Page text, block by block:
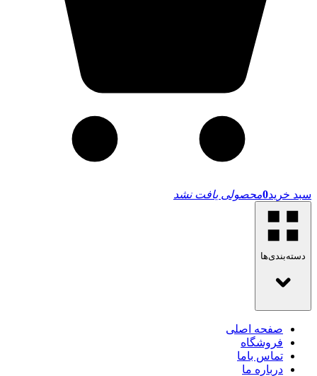
سبد خرید0محصولی یافت نشد
دسته‌بندی‌ها
صفحه اصلی
فروشگاه
تماس باما
درباره ما